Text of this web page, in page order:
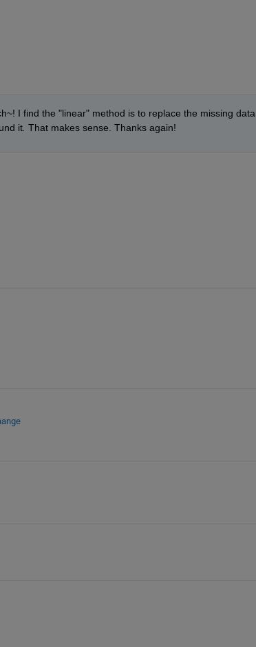
I find the "linear" method is to replace the missing data
it. That makes sense. Thanks again!